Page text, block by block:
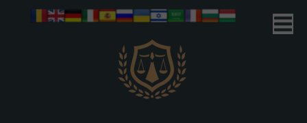
Romanian Advocacy
| Your Business | Our Mission |